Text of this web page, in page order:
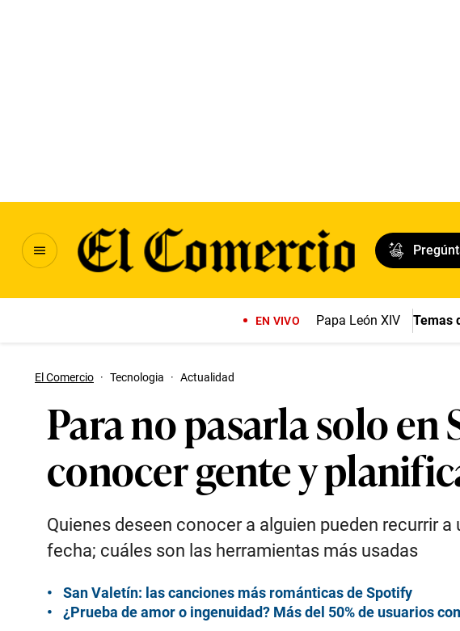
EN VIVO Papa León XIV Temas
El Comercio · Tecnologia · Actualidad
Para no pasarla solo en
conocer gente y
Quienes deseen conocer a alguien pueden recurrir
fecha; cuáles son las herramientas más usadas
San Valetín: las canciones más románticas de Spotify
¿Prueba de amor o ingenuidad? Más del 50% de usuarios